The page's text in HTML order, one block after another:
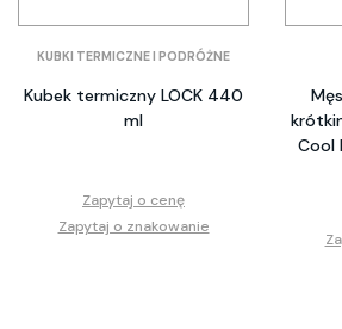
KUBKI TERMICZNE I PODRÓŻNE
Kubek termiczny LOCK 440
ml
Zapytaj o cenę
Zapytaj o znakowanie
Cool